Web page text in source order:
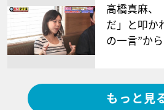
高橋真麻、
だ」と叩か
の一言”か
もっと見